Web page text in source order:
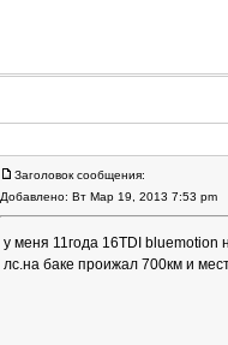
Заголовок сообщения:
Добавлено: Вт Мар 19, 2013 7:53 pm
у меня 11года 16TDI
лс.на баке проижал 700км и